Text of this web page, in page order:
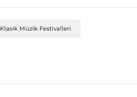
Klasik Müzik Festivalleri